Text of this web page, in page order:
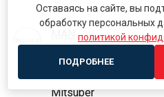
Mitsuber
Оставаясь на сайте, вы
обработку персональных
политикой
ПОДРОБНЕЕ